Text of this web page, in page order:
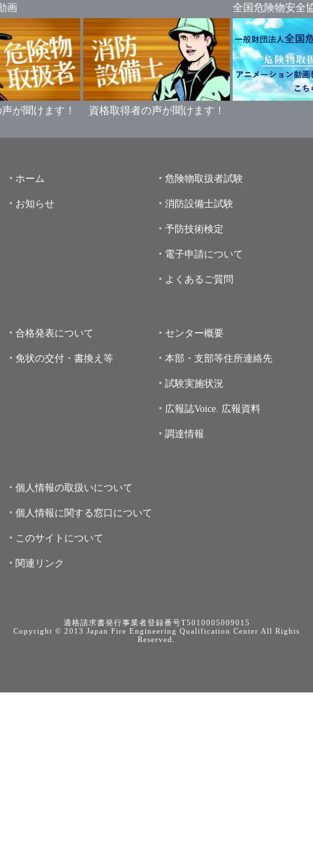
画
が聞けます！ 資格取得者の声が聞けます！
全国危険物安全
ホーム
お知らせ
危険物取扱者試験
消防設備士試験
予防技術検定
電子申請について
よくあるご質問
合格発表について
免状の交付・書換え等
センター概要
本部・支部等住所連絡先
試験実施状況
広報誌Voice. 広報資料
調達情報
個人情報の取扱いについて
個人情報に関する窓口について
このサイトについて
関連リンク
適格請求書発行事業者登録番号T5010005009015
Copyright © 2013 Japan Fire Engineering Qualification Center All Rights
Reserved.